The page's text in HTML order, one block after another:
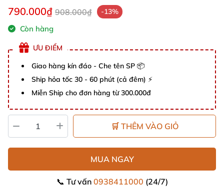
790.000₫ 908.000₫ -13%
Còn hàng
ƯU ĐIỂM
Giao hàng kín đáo - Che tên SP 📦
Ship hỏa tốc 30 - 60 phút (cả đêm) ⚡
Miễn Ship cho đơn hàng từ 300.000đ
🛒 THÊM VÀO GIỎ
MUA NGAY
📞 Tư vấn 0938411000 (24/7)